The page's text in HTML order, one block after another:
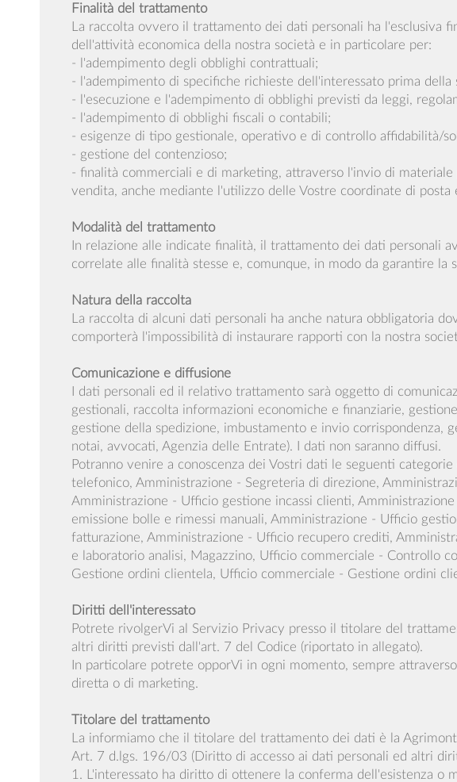
Finalità del trattamento
La raccolta ovvero il trattamento dei dati personali ha l'esclusiva
dell'attività economica della nostra società e in particolare per:
- l'adempimento degli obblighi contrattuali;
- l'adempimento di specifiche richieste dell'interessato prima
- l'esecuzione e l'adempimento di obblighi previsti da leggi,
- l'adempimento di obblighi fiscali o contabili;
- esigenze di tipo gestionale, operativo e di controllo affidabilità/
- gestione del contenzioso;
- finalità commerciali e di marketing, attraverso l'invio di
vendita, anche mediante l'utilizzo delle Vostre coordinate di posta
Modalità del trattamento
In relazione alle indicate finalità, il trattamento dei dati personali
correlate alle finalità stesse e, comunque, in modo da garantire
Natura della raccolta
La raccolta di alcuni dati personali ha anche natura obbligatoria
comporterà l'impossibilità di instaurare rapporti con la nostra
Comunicazione e diffusione
I dati personali ed il relativo trattamento sarà oggetto di
gestionali, raccolta informazioni economiche e finanziarie,
gestione della spedizione, imbustamento e invio
notai, avvocati, Agenzia delle Entrate). I dati non saranno diffusi.
Potranno venire a conoscenza dei Vostri dati le seguenti
telefonico, Amministrazione - Segreteria di direzione,
Amministrazione - Ufficio gestione incassi clienti,
emissione bolle e rimessi manuali, Amministrazione - Ufficio
fatturazione, Amministrazione - Ufficio recupero crediti,
e laboratorio analisi, Magazzino, Ufficio commerciale - Controllo
Gestione ordini clientela, Ufficio commerciale - Gestione ordini
Diritti dell'interessato
Potrete rivolgerVi al Servizio Privacy presso il titolare del
altri diritti previsti dall'art. 7 del Codice (riportato in allegato).
In particolare potrete opporVi in ogni momento, sempre
diretta o di marketing.
Titolare del trattamento
La informiamo che il titolare del trattamento dei dati è la
Art. 7 d.lgs. 196/03 (Diritto di accesso ai dati personali ed altri
1. L'interessato ha diritto di ottenere la conferma dell'esistenza o